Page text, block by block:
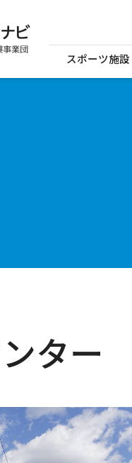
スポーツ施設
ター